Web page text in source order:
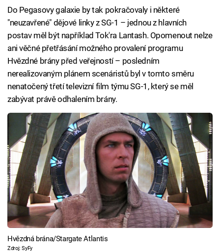
Do Pegasovy galaxie by tak pokračovaly i některé
"neuzavřené" dějové linky z SG-1 – jednou z hlavních
postav měl být například Tok'ra Lantash. Opomenout nelze
ani věčné přetřásání možného provalení programu
Hvězdné brány před veřejností – posledním
nerealizovaným plánem scenáristů byl v tomto směru
nenatočený třetí televizní film týmu SG-1, který se měl
zabývat právě odhalením brány.
Hvězdná brána/Stargate Atlantis
Zdroj: SyFy